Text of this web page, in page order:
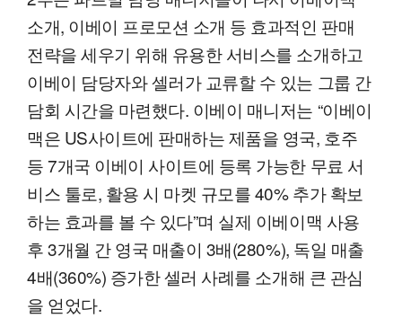
소개, 이베이 프로모션 소개 등 효과적인 판매
전략을 세우기 위해 유용한 서비스를 소개하고
이베이 담당자와 셀러가 교류할 수 있는 그룹 간
담회 시간을 마련했다. 이베이 매니저는 “이베이
맥은 US사이트에 판매하는 제품을 영국, 호주
등 7개국 이베이 사이트에 등록 가능한 무료 서
비스 툴로, 활용 시 마켓 규모를 40% 추가 확보
하는 효과를 볼 수 있다”며 실제 이베이맥 사용
후 3개월 간 영국 매출이 3배(280%), 독일 매출
4배(360%) 증가한 셀러 사례를 소개해 큰 관심
을 얻었다.